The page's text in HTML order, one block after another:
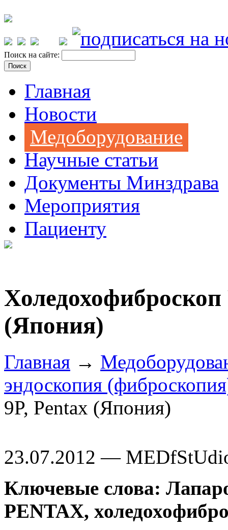
Поиск на сайте:
Главная
Новости
Медоборудование
Научные статьи
Документы Минздрава
Мероприятия
Пациенту
(Япония)
Главная →
эндоскопия
9P, Pentax (Япония)
23.07.2012 —
Ключевые слова:
PENTAX,